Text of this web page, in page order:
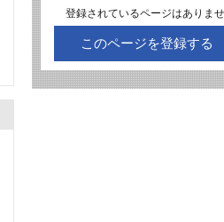
登録されているページはありませ
このページを登録する